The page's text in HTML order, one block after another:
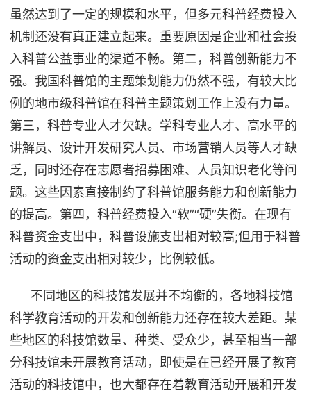
虽然达到了一定的规模和水平，但多元科普经费投入
机制还没有真正建立起来。重要原因是企业和社会投
入科普公益事业的渠道不畅。第二，科普创新能力不
强。我国科普馆的主题策划能力仍然不强，有较大比
例的地市级科普馆在科普主题策划工作上没有力量。
第三，科普专业人才欠缺。学科专业人才、高水平的
讲解员、设计开发研究人员、市场营销人员等人才缺
乏，同时还存在志愿者招募困难、人员知识老化等问
题。这些因素直接制约了科普馆服务能力和创新能力
的提高。第四，科普经费投入“软”“硬”失衡。在现有
科普资金支出中，科普设施支出相对较高;但用于科普
活动的资金支出相对较少，比例较低。
不同地区的科技馆发展并不均衡的，各地科技馆
科学教育活动的开发和创新能力还存在较大差距。某
些地区的科技馆数量、种类、受众少，甚至相当一部
分科技馆未开展教育活动，即使是在已经开展了教育
活动的科技馆中，也大都存在着教育活动开展和开发